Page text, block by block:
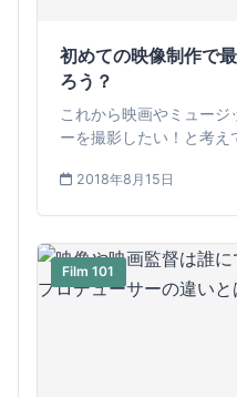
初めての映像制作で
ろう？
これから映画やミュージ
ーを撮影したい！と考え
2018年8月15日
Film 101